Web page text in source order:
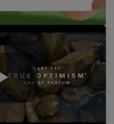
Play